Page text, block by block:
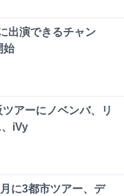
出演できるチャン
始
アーにノベンバ、リ
iVy
に3都市ツアー、デ